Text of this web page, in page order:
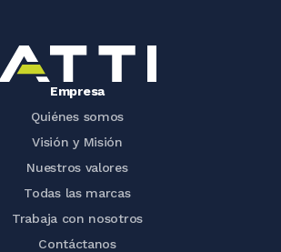
Empresa
Quiénes somos
Visión y Misión
Nuestros valores
Todas las marcas
Trabaja con nosotros
Contáctanos